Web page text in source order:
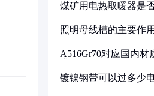
煤矿用电热取暖器是
照明母线槽的主要作
A516Gr70对应国内材
镀镍钢带可以过多少